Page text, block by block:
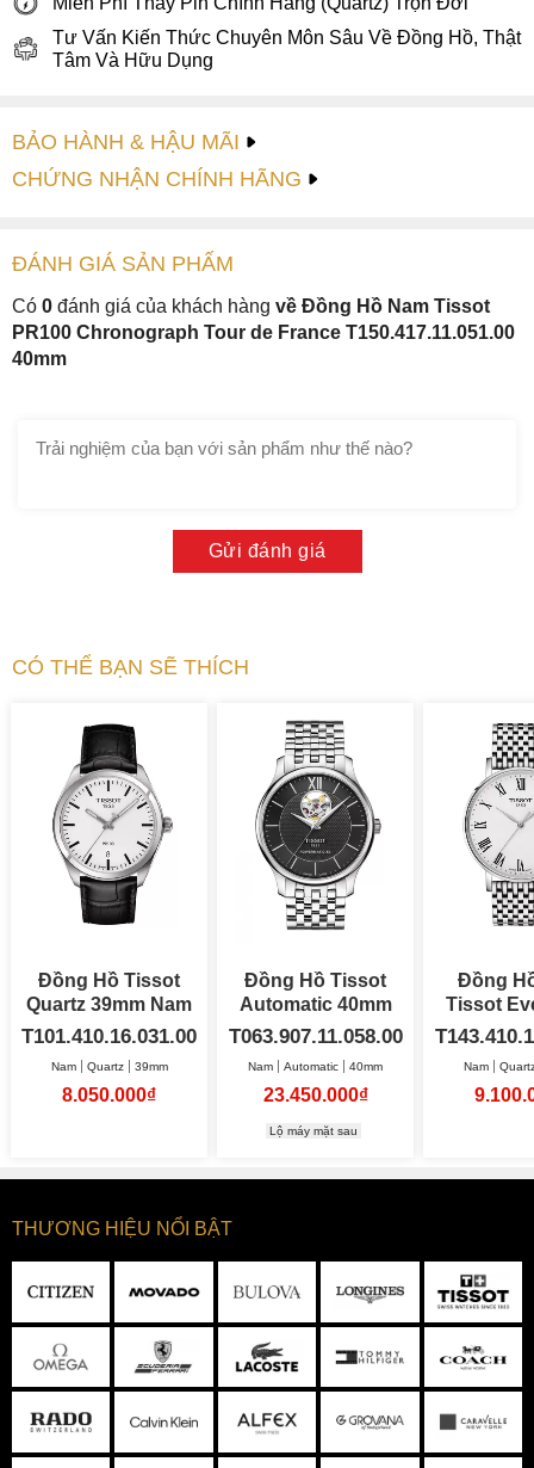
Tư Vấn Kiến Thức Chuyên Môn Sâu Về Đồng Hồ, Thật
Tâm Và Hữu Dụng
BẢO HÀNH & HẬU MÃI
CHỨNG NHẬN CHÍNH HÃNG
ĐÁNH GIÁ SẢN PHẤM
Có 0 đánh giá của khách hàng về Đồng Hồ Nam Tissot
PR100 Chronograph Tour de France T150.417.11.051.00
40mm
Gửi đánh giá
CÓ THỂ BẠN SẼ THÍCH
Đồng Hồ Tissot
Quartz 39mm Nam
T101.410.16.031.00
Nam Quartz 39mm
8.050.000₫
Đồng Hồ Tissot
Automatic 40mm
Nam
T063.907.11.058.00
Nam Automatic 40mm
23.450.000₫
Lộ máy mặt sau
Đồng
Tissot
Nam
THƯƠNG HIỆU NỔI BẬT